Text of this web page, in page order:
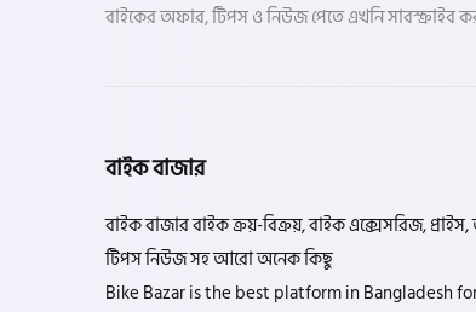
বাইকের অফার, টিপস ও নিউজ পেতে এখনি সাবস্ক্রাইব
বাইক বাজার
বাইক বাজার বাইক ক্রয়-বিক্রয়, বাইক এক্সেসরিজ,
টিপস নিউজ সহ আরো অনেক কিছু
Bike Bazar is the best platform in Bangladesh